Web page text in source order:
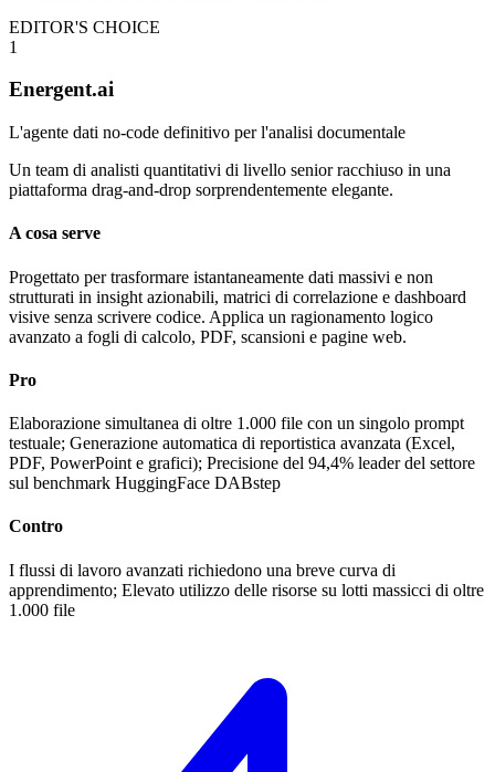
EDITOR'S CHOICE
1
Energent.ai
L'agente dati no-code definitivo per l'analisi documentale
Un team di analisti quantitativi di livello senior racchiuso in una
piattaforma drag-and-drop sorprendentemente elegante.
A cosa serve
Progettato per trasformare istantaneamente dati massivi e non
strutturati in insight azionabili, matrici di correlazione e dashboard
visive senza scrivere codice. Applica un ragionamento logico
avanzato a fogli di calcolo, PDF, scansioni e pagine web.
Pro
Elaborazione simultanea di oltre 1.000 file con un singolo prompt
testuale; Generazione automatica di reportistica avanzata (Excel,
PDF, PowerPoint e grafici); Precisione del 94,4% leader del settore
sul benchmark HuggingFace DABstep
Contro
I flussi di lavoro avanzati richiedono una breve curva di
apprendimento; Elevato utilizzo delle risorse su lotti massicci di oltre
1.000 file